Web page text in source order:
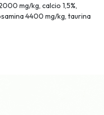
mg/kg, calcio 1,5%,
4400 mg/kg, taurina